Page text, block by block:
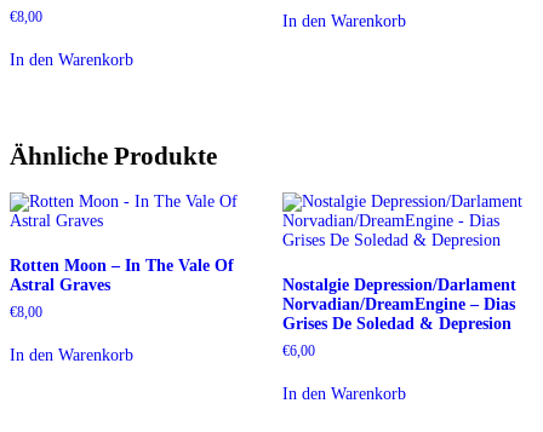
€8,00
In den Warenkorb
In den Warenkorb
Ähnliche Produkte
Rotten Moon – In The Vale Of
Astral Graves
€8,00
In den Warenkorb
Nostalgie Depression/Darlament
Norvadian/DreamEngine – Dias
Grises De Soledad & Depresion
€6,00
In den Warenkorb